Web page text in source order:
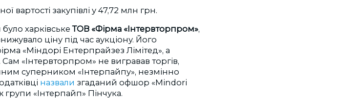
вартості закупівлі у 47,72 млн грн.
харківськеТОВ «Фірма «Інтервторпром»,
ціну під час аукціону. Його
«Міндорі Ентерпрайзез Лімітед», а
«Інтервторпром» не вигравав торгів,
суперником «Інтерпайпу», незмінно
назвали згаданий офшор «Mindori
«Інтерпайп» Пінчука.